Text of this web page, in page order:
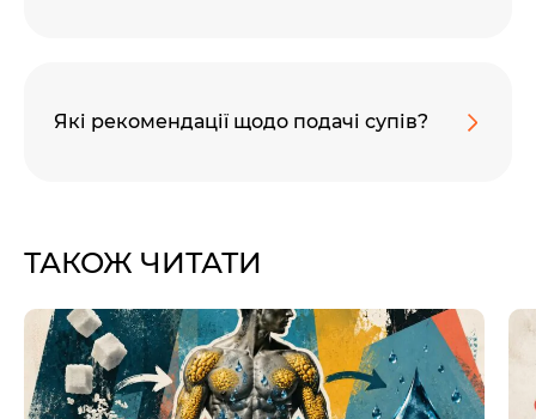
Які рекомендації щодо подачі супів?
ТАКОЖ ЧИТАТИ